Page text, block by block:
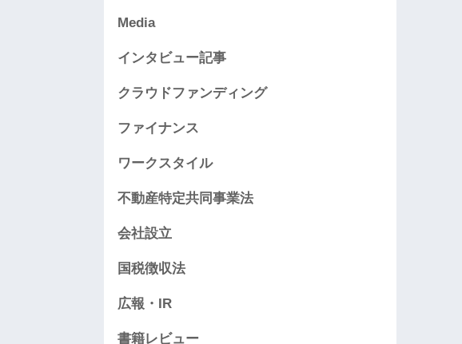
Media
インタビュー記事
クラウドファンディング
ファイナンス
ワークスタイル
不動産特定共同事業法
会社設立
国税徴収法
広報・IR
書籍レビュー